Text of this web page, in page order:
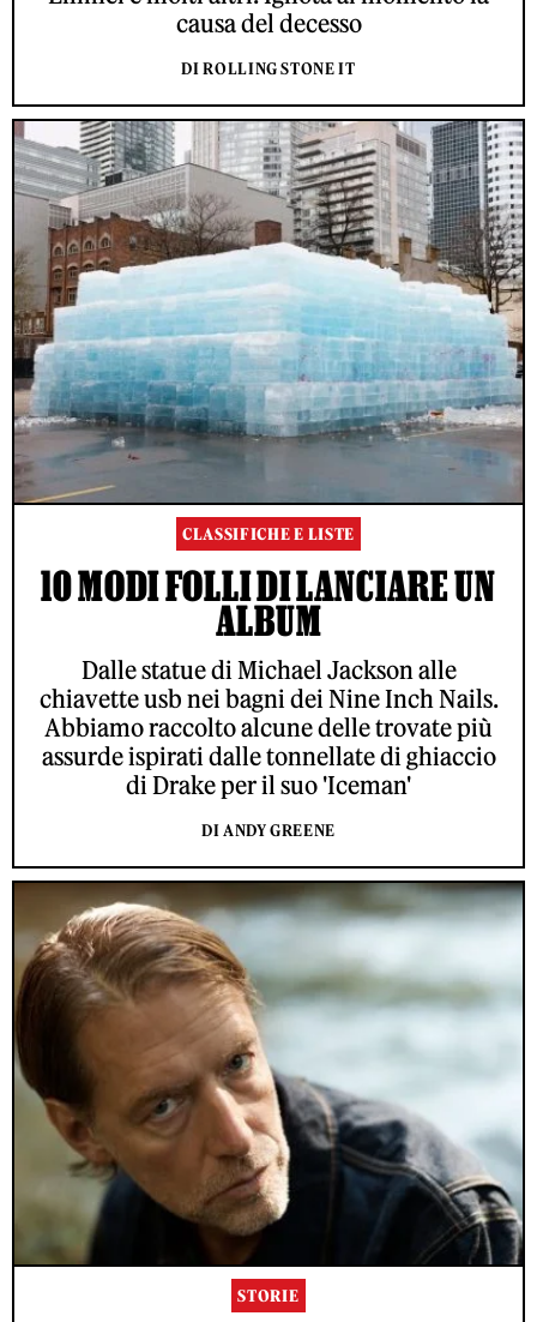
causa del decesso
DI ROLLING STONE IT
CLASSIFICHE E LISTE
10 MODI FOLLI DI LANCIARE UN
ALBUM
Dalle statue di Michael Jackson alle
chiavette usb nei bagni dei Nine Inch Nails.
Abbiamo raccolto alcune delle trovate più
assurde ispirati dalle tonnellate di ghiaccio
di Drake per il suo 'Iceman'
DI ANDY GREENE
STORIE